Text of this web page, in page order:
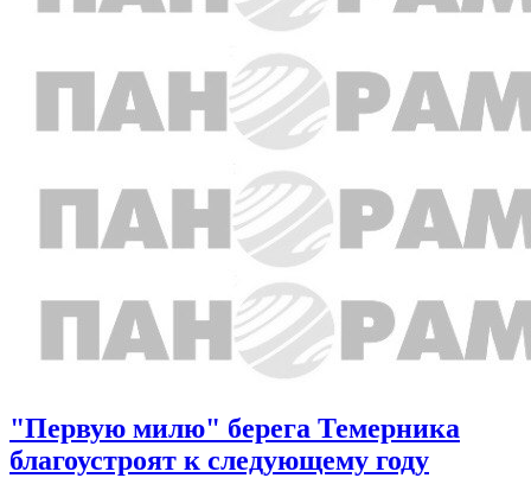
"Первую милю" берега Темерника
благоустроят к следующему году